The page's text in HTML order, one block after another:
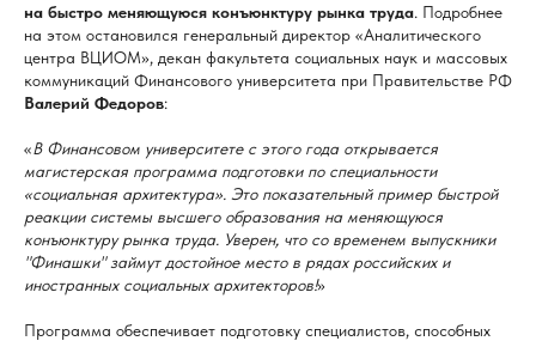
на быстро меняющуюся конъюнктуру рынка труда. Подробнее
на этом остановился генеральный директор «Аналитического
центра ВЦИОМ», декан факультета социальных наук и массовых
коммуникаций Финансового университета при Правительстве РФ
Валерий Федоров:
«В Финансовом университете с этого года открывается
магистерская программа подготовки по специальности
«социальная архитектура». Это показательный пример быстрой
реакции системы высшего образования на меняющуюся
конъюнктуру рынка труда. Уверен, что со временем выпускники
"Финашки" займут достойное место в рядах российских и
иностранных социальных архитекторов!»
Программа обеспечивает подготовку специалистов, способных